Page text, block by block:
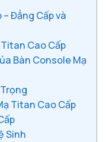
Đẳng Cấp và
Cao Cấp
Bàn Console Mạ
Titan Cao Cấp
Sinh